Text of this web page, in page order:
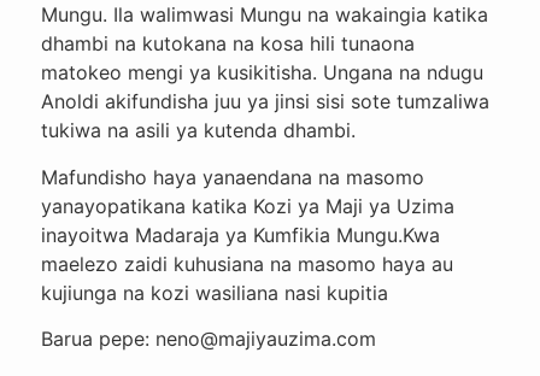
Mungu. Ila walimwasi Mungu na wakaingia katika
dhambi na kutokana na kosa hili tunaona
matokeo mengi ya kusikitisha. Ungana na ndugu
Anoldi akifundisha juu ya jinsi sisi sote tumzaliwa
tukiwa na asili ya kutenda dhambi.
Mafundisho haya yanaendana na masomo
yanayopatikana katika Kozi ya Maji ya Uzima
inayoitwa Madaraja ya Kumfikia Mungu.Kwa
maelezo zaidi kuhusiana na masomo haya au
kujiunga na kozi wasiliana nasi kupitia
Barua pepe: neno@majiyauzima.com